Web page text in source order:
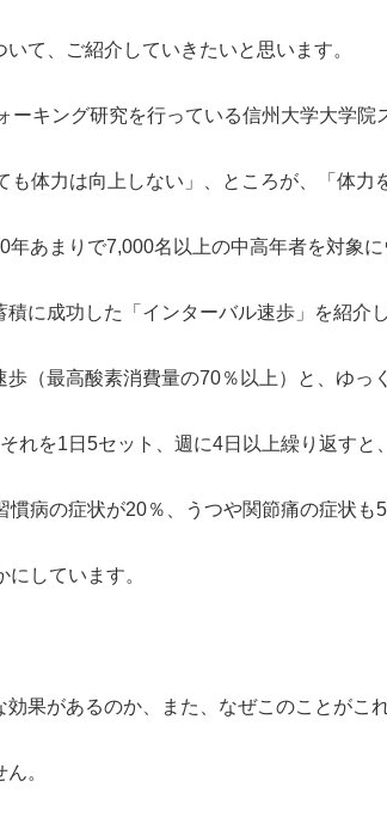
て、ご紹介していきたいと思います。
ーキング研究を行っている信州大学大学院
体力は向上しない」、ところが、「体力
年あまりで7,000名以上の中高年者を対象
に成功した「インターバル速歩」を紹介
（最高酸素消費量の70％以上）と、ゆっ
れを1日5セット、週に4日以上繰り返すと
病の症状が20％、うつや関節痛の症状も
しています。
果があるのか、また、なぜこのことがこ
。